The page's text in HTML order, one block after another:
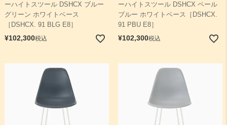
ーハイトスツール DSHCX ブルー
グリーン ホワイトベース
［DSHCX. 91 BLG E8］
¥102,300税込
ーハイトスツール DSHCX ペール
ブルー ホワイトベース［DSHCX.
91 PBU E8］
¥102,300税込